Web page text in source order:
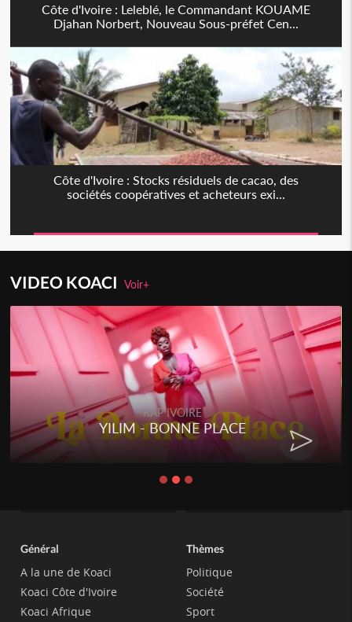
Côte d'Ivoire : Leleblé, le Commandant KOUAME
Djahan Norbert, Nouveau Sous-préfet Cen...
Côte d'Ivoire : Stocks résiduels de cacao, des
sociétés coopératives et acheteurs exi...
VIDEO KOACIVoir+
RAP IVOIRE
YILIM - BONNE PLACE
Général
A la une de Koaci
Koaci Côte d'Ivoire
Koaci Afrique
Thèmes
Politique
Société
Sport